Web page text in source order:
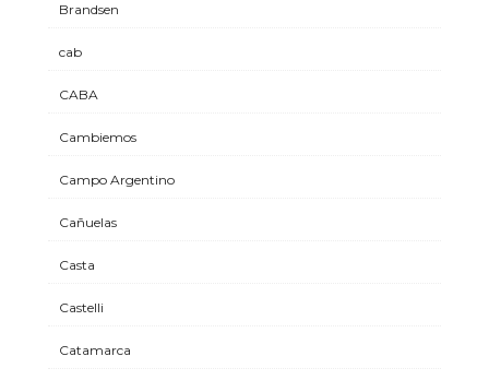
Brandsen
cab
CABA
Cambiemos
Campo Argentino
Cañuelas
Casta
Castelli
Catamarca